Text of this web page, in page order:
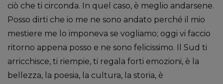
ciò che ti circonda. In quel caso, è meglio andarsene.
Posso dirti che io me ne sono andato perché il mio
mestiere me lo imponeva se vogliamo; oggi vi faccio
ritorno appena posso e ne sono felicissimo. Il Sud ti
arricchisce, ti riempie, ti regala forti emozioni, è la
bellezza, la poesia, la cultura, la storia, è